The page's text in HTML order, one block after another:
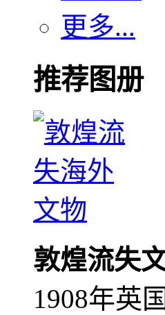
更多...
推荐图册
敦煌流失
1908年英